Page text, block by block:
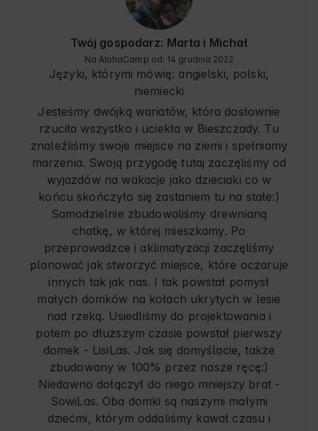
segregacja śmieci i ogólnie ekologiczne
Właściciele są bardzo uprzejmi i kontaktowi.
W okolicy znajduje się jeden, całkiem nieźle
wyposażony sklep, natomiast po większe
zakupy trzeba się wybrać do Lutowisk,
oddalonych o około 20km. W miarę blisko jest
też do popularnych miejscowości, z których
wiodą szlaki górskie pięknych Bieszczad.
Podsumowując, nie zastanawiaj się, tylko
rezerwuj! ;D
Twój gospodarz: Marta i Michał
Na AlohaCamp od: 14 grudnia 2022
Języki, którymi mówię: angielski, polski,
niemiecki
Jesteśmy dwójką wariatów, która dosłownie
rzuciła wszystko i uciekła w Bieszczady. Tu
znaleźliśmy swoje miejsce na ziemi i spełniamy
marzenia. Swoją przygodę tutaj zaczęliśmy od
wyjazdów na wakacje jako dzieciaki co w
końcu skończyło się zastaniem tu na stałe:)
Samodzielnie zbudowaliśmy drewnianą
chatkę, w której mieszkamy. Po
przeprowadzce i aklimatyzacji zaczęliśmy
planować jak stworzyć miejsce, które oczaruje
innych tak jak nas. I tak powstał pomysł
małych domków na kołach ukrytych w lesie
nad rzeką. Usiedliśmy do projektowania i
potem po dłuższym czasie powstał pierwszy
domek - LisiLas. Jak się domyślacie, także
zbudowany w 100% przez nasze ręcę:)
Niedawno dołączył do niego mniejszy brat -
SowiLas. Oba domki są naszymi małymi
dziećmi, którym oddaliśmy kawał czasu i